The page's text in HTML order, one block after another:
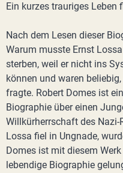
Ein kurzes trauriges Leben
Nach dem Lesen dieser
Warum musste Ernst
sterben, weil er nicht ins
können und waren
fragte. Robert Domes ist
Biographie über einen
Willkürherrschaft des
Lossa fiel in Ungnade,
Domes ist mit diesem
lebendige Biographie